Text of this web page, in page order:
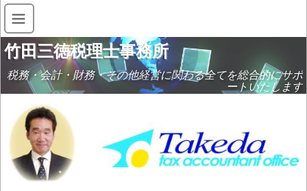
竹田三徳税理士事務所
税務・会計・財務・その他経営に関わる全てを総合的にサポ
ートいたします